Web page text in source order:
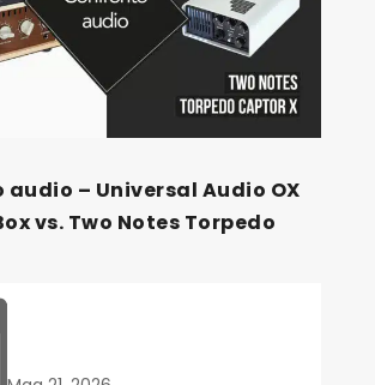
– Universal Audio OX
vs. Two Notes Torpedo